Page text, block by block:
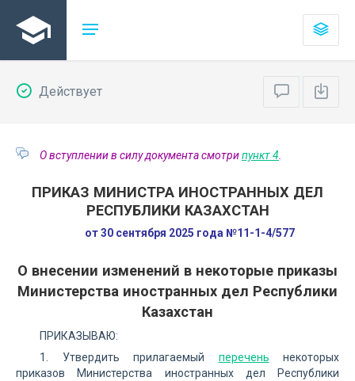
Действует
О вступлении в силу документа смотрипункт 4
ПРИКАЗ МИНИСТРА ИНОСТРАННЫХ ДЕЛ
РЕСПУБЛИКИ КАЗАХСТАН
от 30 сентября 2025 года №11-1-4/577
О внесении изменений в некоторые приказы
Министерства иностранных дел Республики
Казахстан
ПРИКАЗЫВАЮ:
1. Утвердить прилагаемый перечень некоторых
приказов Министерства иностранных дел Республики